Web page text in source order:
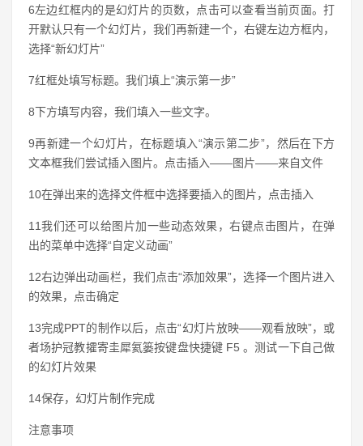
6左边红框内的是幻灯片的页数，点击可以查看当前页面。打
开默认只有一个幻灯片，我们再新建一个，右键左边方框内，
选择“新幻灯片”
7红框处填写标题。我们填上“演示第一步”
8下方填写内容，我们填入一些文字。
9再新建一个幻灯片，在标题填入“演示第二步”，然后在下方
文本框我们尝试插入图片。点击插入——图片——来自文件
10在弹出来的选择文件框中选择要插入的图片，点击插入
11我们还可以给图片加一些动态效果，右键点击图片，在弹
出的菜单中选择“自定义动画”
12右边弹出动画栏，我们点击“添加效果”，选择一个图片进入
的效果，点击确定
13完成PPT的制作以后，点击“幻灯片放映——观看放映”，或
者场护冠教攉寄圭犀氦篓按键盘快捷键 F5 。测试一下自己做
的幻灯片效果
14保存，幻灯片制作完成
注意事项